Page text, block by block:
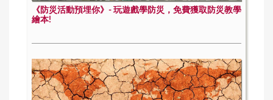
《防災活動預埋你》- 玩遊戲學防災，免費獲取防災教學
繪本!